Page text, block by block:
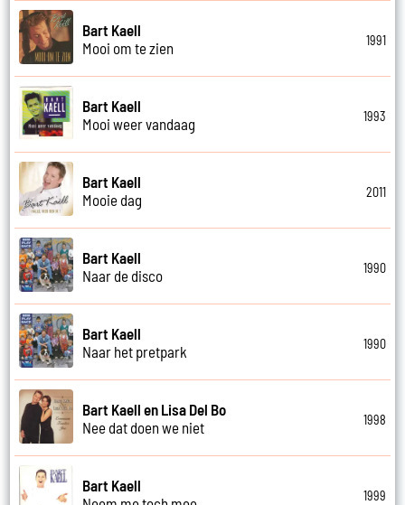
Bart Kaell
Mooi om te zien
1991
Bart Kaell
Mooi weer vandaag
1993
Bart Kaell
Mooie dag
2011
Bart Kaell
Naar de disco
1990
Bart Kaell
Naar het pretpark
1990
Bart Kaell en Lisa Del Bo
Nee dat doen we niet
1998
Bart Kaell
1999